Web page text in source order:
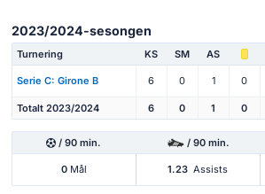
2023/2024-sesongen
Turnering KS SM AS
Serie C: Girone B 6 0 1 0
Totalt 2023/2024 6 0 1 0
/ 90 min. / 90 min.
0Mål 1.23 Assists